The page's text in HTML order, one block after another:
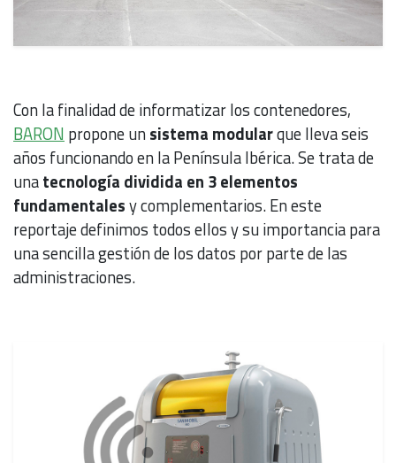
Con la finalidad de informatizar los contenedores,
BARON propone unsistema modularque lleva seis
años funcionando en la Península Ibérica. Se trata de
unatecnología dividida en 3 elementos
fundamentalesy complementarios. En este
reportaje definimos todos ellos y su importancia para
una sencilla gestión de los datos por parte de las
administraciones.